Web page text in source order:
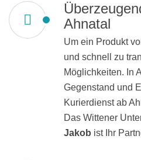
Ahnatal
Um ein Produkt
und schnell zu
Möglichkeiten. In
Gegenstand und
Kurierdienst ab
Das Wittener
Jakob ist Ihr